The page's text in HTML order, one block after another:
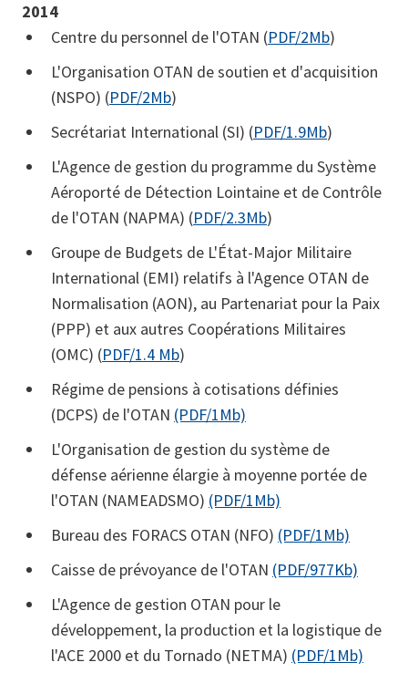
2014
Centre du personnel de l'OTAN (PDF/2Mb)
L'Organisation OTAN de soutien et d'acquisition
(NSPO) (PDF/2Mb)
Secrétariat International (SI) (PDF/1.9Mb)
L'Agence de gestion du programme du Système
Aéroporté de Détection Lointaine et de Contrôle
de l'OTAN (NAPMA) (PDF/2.3Mb)
Groupe de Budgets de L'État-Major Militaire
International (EMI) relatifs à l'Agence OTAN de
Normalisation (AON), au Partenariat pour la Paix
(PPP) et aux autres Coopérations Militaires
(OMC) (PDF/1.4 Mb)
Régime de pensions à cotisations définies
(DCPS) de l'OTAN (PDF/1Mb)
L'Organisation de gestion du système de
défense aérienne élargie à moyenne portée de
l'OTAN (NAMEADSMO) (PDF/1Mb)
Bureau des FORACS OTAN (NFO) (PDF/1Mb)
Caisse de prévoyance de l'OTAN (PDF/977Kb)
L'Agence de gestion OTAN pour le
développement, la production et la logistique de
l'ACE 2000 et du Tornado (NETMA) (PDF/1Mb)